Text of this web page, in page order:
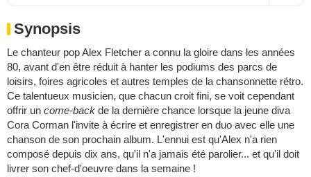
Synopsis
Le chanteur pop Alex Fletcher a connu la gloire dans les années
80, avant d'en être réduit à hanter les podiums des parcs de
loisirs, foires agricoles et autres temples de la chansonnette rétro.
Ce talentueux musicien, que chacun croit fini, se voit cependant
offrir un come-back de la dernière chance lorsque la jeune diva
Cora Corman l'invite à écrire et enregistrer en duo avec elle une
chanson de son prochain album. L'ennui est qu'Alex n'a rien
composé depuis dix ans, qu'il n'a jamais été parolier... et qu'il doit
livrer son chef-d'oeuvre dans la semaine !